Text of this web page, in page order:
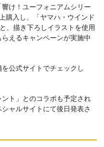
け！ユーフォニアムシリー
購入し、「ヤマハ・ウインド
、描き下ろしイラストを使用
えるキャンペーンが実施中
公式サイトでチェックし
ト」とのコラボも予定され
ャルサイトにて後日発表さ